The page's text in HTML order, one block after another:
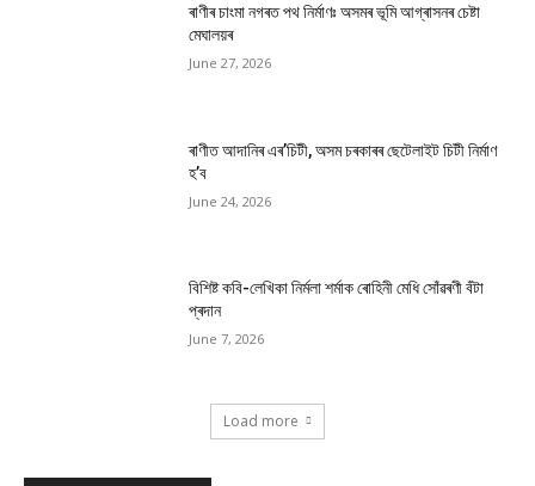
ৰাণীৰ চাংমা নগৰত পথ নিৰ্মাণঃ অসমৰ ভূমি আগ্ৰাসনৰ চেষ্টা
মেঘালয়ৰ
June 27, 2026
ৰাণীত আদানিৰ এৰ’চিটী, অসম চৰকাৰৰ ছেটেলাইট চিটী নিৰ্মাণ
হ’ব
June 24, 2026
বিশিষ্ট কবি-লেখিকা নিৰ্মলা শৰ্মাক ৰোহিনী মেধি সোঁৱৰণী বঁটা
প্ৰদান
June 7, 2026
Load more